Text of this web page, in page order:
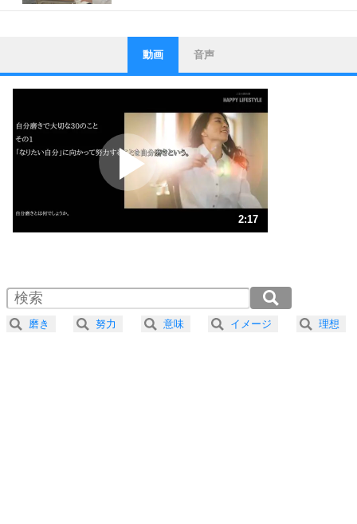
1
ストレス対策
他人と比べない。
いっそのこと、他人を見ない。
いらいらしない人になる30の方法
プラス思考
ポジティブになれない原因は、行動しないから。
ポジティブ思考になる30の方法
人生、なんとかなるもの。
気楽に生きる30の方法
4 器の大きい人は、怒りを優しさで表現する。
プラス思考
動画 音声
2:17
2.0倍速 （269KB 1分8秒）
2.5倍速 （215KB 54秒）
3.0倍速 （180KB 45秒）
磨き 努力 意味 イメージ 理想